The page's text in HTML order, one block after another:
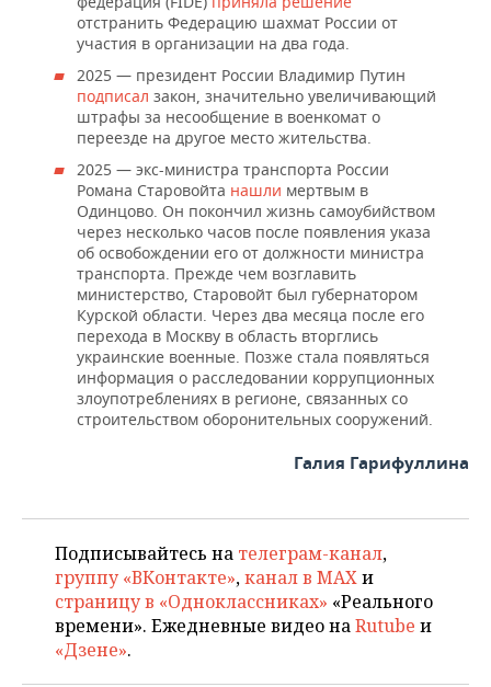
отстранить Федерацию шахмат России от
участия в организации на два года.
2025 — президент России Владимир Путин
подписал закон, значительно увеличивающий
штрафы за несообщение в военкомат о
переезде на другое место жительства.
2025 — экс-министра транспорта России
Романа Старовойта нашли мертвым в
Одинцово. Он покончил жизнь самоубийством
через несколько часов после появления указа
об освобождении его от должности министра
транспорта. Прежде чем возглавить
министерство, Старовойт был губернатором
Курской области. Через два месяца после его
перехода в Москву в область вторглись
украинские военные. Позже стала появляться
информация о расследовании коррупционных
злоупотреблениях в регионе, связанных со
строительством оборонительных сооружений.
Галия Гарифуллина
Подписывайтесь на телеграм-канал,
группу «ВКонтакте»,канал в MAXи
страницу в «Одноклассниках» «Реального
времени». Ежедневные видео наRutube и
«Дзене».